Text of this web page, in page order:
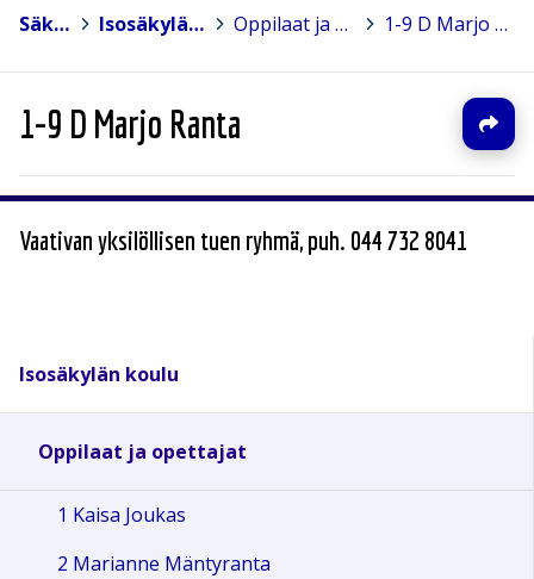
Säkylä Isosäkylän koulu Oppilaat ja opettajat > 1-9 D Marjo Ranta
1-9 D Marjo Ranta
Vaativan yksilöllisen tuen ryhmä, puh. 044 732 8041
Isosäkylän koulu
Oppilaat ja opettajat
1 Kaisa Joukas
2 Marianne Mäntyranta